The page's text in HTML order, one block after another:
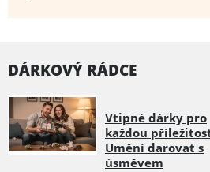
DÁRKOVÝ RÁDCE
Vtipné dárky pro
každou
Umění darovat s
úsměvem